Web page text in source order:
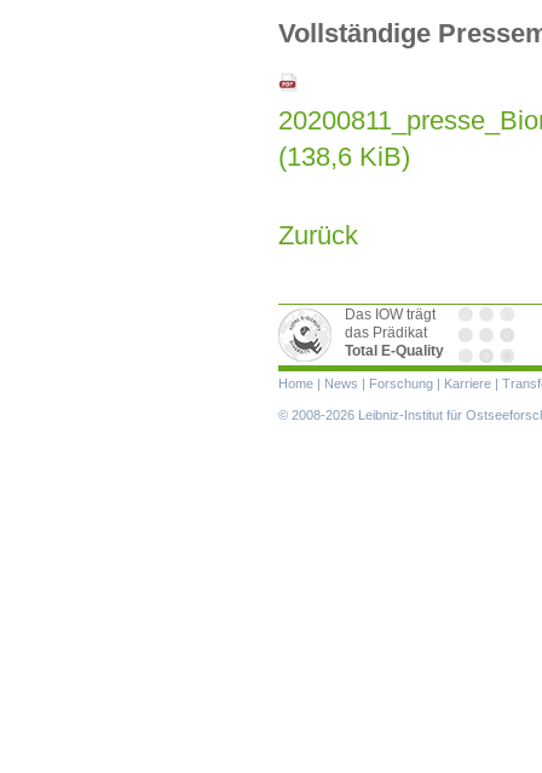
Vollständige
(138,6 KiB)
Zurück
Das IOW trägt
das Prädikat
Total E-Quality
Navigation
überspringen
Home | News | Forschung | Karriere |
© 2008-2026 Leibniz-Institut für